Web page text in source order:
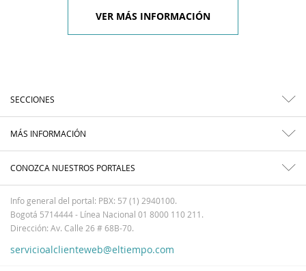
VER MÁS INFORMACIÓN
SECCIONES
MÁS INFORMACIÓN
CONOZCA NUESTROS PORTALES
Info general del portal: PBX: 57 (1) 2940100.
Bogotá 5714444 - Línea Nacional 01 8000 110 211.
Dirección: Av. Calle 26 # 68B-70.
servicioalclienteweb@eltiempo.com